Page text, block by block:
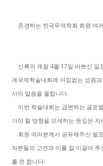
존경하는 한국무역학회 회원 여
신록의 계절 4월 17일 바쁘신 일
계국제학술대회에 아낌없는 성원
사의 말씀을 올립니다.
이번 학술대회는 급변하는 글로
가야 할 방향을 모색하는 뜻깊은 자
회원 여러분께서 공유해주신 벌
자분들의 고견과 이를 잘 이끌어
를 전 합니다.